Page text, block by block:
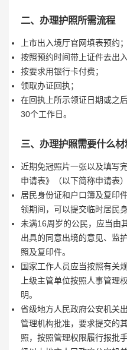
二、办理护照所需流程
上市出入境厅官网填表预约；
按照预约时间带上证件去出
按要求用银行卡付费；
领取办证回执；
在回执上所示领证日期或之
30个工作日。
三、办理护照需要什么材
近期免冠照片一张以及填写
申请表》（以下简称申请表）
居民身份证和户口簿及复印
领期间，可以提交临时居民
未满16周岁的公民，应当由
出具的同意出境的意见、监
照及复印件。
国家工作人员应当按照有关
上级主管单位按照人事管理
明。
省级地方人民政府公安机关
管理机构批准，要求提交的
照，按照管理权限履行报批